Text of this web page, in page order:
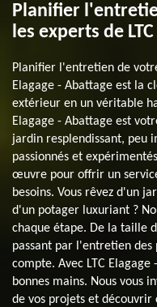
Planifier
les experts de
Planifier l'entretien de
Elagage - Abattage est la
extérieur en un véritable
Elagage - Abattage est
jardin resplendissant, peu
passionnés et
œuvre pour offrir un
besoins. Vous rêvez d'un
d'un potager luxuriant ?
chaque étape. De la taille
passant par l'entretien des
compte. Avec LTC
bonnes mains. Nous vous
de vos projets et découvrir